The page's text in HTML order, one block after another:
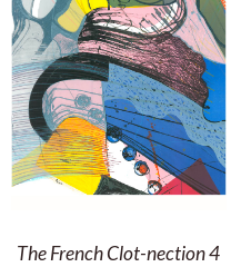
The French Clot-nection 4